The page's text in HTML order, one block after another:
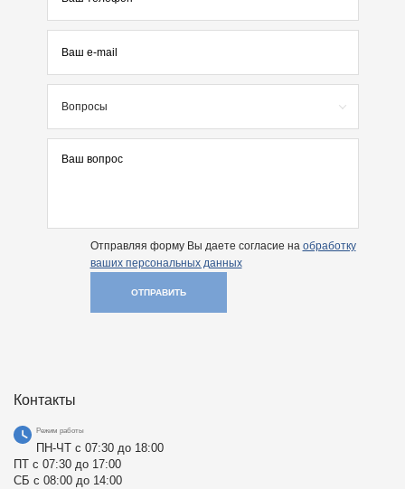
Вопросы
Отправляя форму Вы даете согласие на обработку
ваших персональных данных
ОТПРАВИТЬ
Контакты
Режим работы
ПН-ЧТ с 07:30 до 18:00
ПТ с 07:30 до 17:00
СБ с 08:00 до 14:00